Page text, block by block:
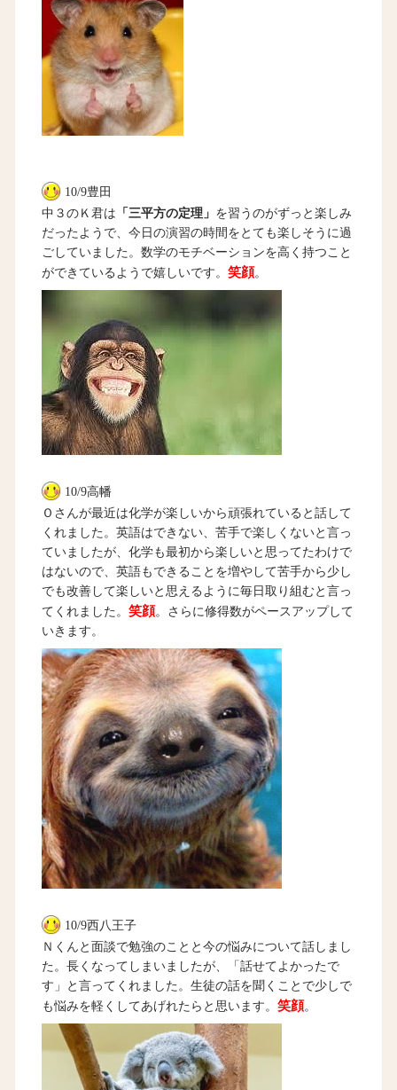
10/9豊田
中３のＫ君は 「三平方の定理」 を習うのがずっと楽しみ
だったようで、今日の演習の時間をとても楽しそうに過
ごしていました。数学のモチベーションを高く持つこと
ができているようで嬉しいです。 笑顔。
10/9高幡
Ｏさんが最近は化学が楽しいから頑張れていると話して
くれました。英語はできない、苦手で楽しくないと言っ
ていましたが、化学も最初から楽しいと思ってたわけで
はないので、英語もできることを増やして苦手から少し
でも改善して楽しいと思えるように毎日取り組むと言っ
てくれました。 笑顔。さらに修得数がペースアップして
いきます。
10/9西八王子
Ｎくんと面談で勉強のことと今の悩みについて話しまし
た。長くなってしまいましたが、「話せてよかったで
す」と言ってくれました。生徒の話を聞くことで少しで
も悩みを軽くしてあげれたらと思います。 笑顔。